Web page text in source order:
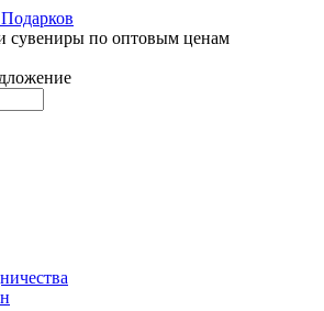
сувениры по оптовым ценам